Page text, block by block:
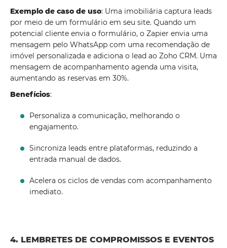
Exemplo de caso de uso: Uma imobiliária captura leads
por meio de um formulário em seu site. Quando um
potencial cliente envia o formulário, o Zapier envia uma
mensagem pelo WhatsApp com uma recomendação de
imóvel personalizada e adiciona o lead ao Zoho CRM. Uma
mensagem de acompanhamento agenda uma visita,
aumentando as reservas em 30%.
Benefícios:
Personaliza a comunicação, melhorando o
engajamento.
Sincroniza leads entre plataformas, reduzindo a
entrada manual de dados.
Acelera os ciclos de vendas com acompanhamento
imediato.
4. LEMBRETES DE COMPROMISSOS E EVENTOS